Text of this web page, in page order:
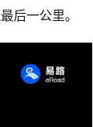
后一公里。